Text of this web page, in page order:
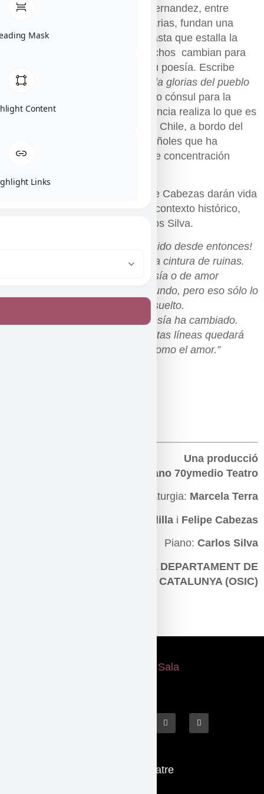
Lorca, Rafael Alberti y Miguel Hernandez, entre
otros. Asiste a las veladas literarias, fundan una
revista y comparten sueños…hasta que estalla la
guerra civil española. Estos hechos cambian para
siempre su visión de la vida y su poesía. Escribe
España en el corazón: himno a la glorias del pueblo
Y cómo cónsul para la
inmigración española desde Francia realiza lo que es
para él su máxima obra, llevar a Chile, a bordo del
Winnipeg, a los refugiados españoles que ha
conseguido sacar del campos de concentración
Los actores Padi Padilla y Felipe Cabezas darán vida
a estos poemas, la época y su contexto histórico,
acompañados al piano por Carlos Silva.
Cuántas cosas han sobrevenido desde entonces!
España, donde lo escribí, es una cintura de ruinas.
Ay! si con sólo una gota de poesía o de amor
pudiéramos aplacar la ira del mundo, pero eso sólo lo
pueden la lucha y el corazón resuelto.
El mundo ha cambiado y mi poesía ha cambiado.
Una gota de sangre caída en estas líneas quedará
viviendo sobre ellas, indeleble como el amor.”
Una producció
de la Sala Fènix + Meridiano 70ymedio Teatro
Direcció i dramaturgia: Marcela Terra
Padi Padilla i Felipe Cabezas
Piano: Carlos Silva
SENSE EL SUPORT DEL DEPARTAMENT DE
CULTURA DE CATALUNYA (OSIC)
El Teatre
Mask
Content
Links